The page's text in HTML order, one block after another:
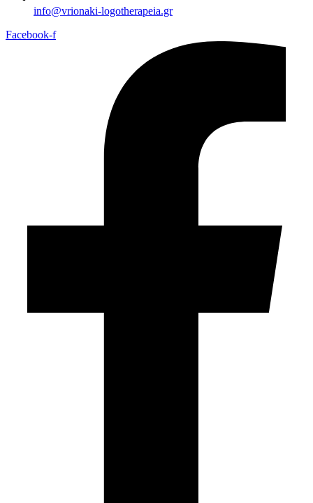
info@vrionaki-logotherapeia.gr
Facebook-f